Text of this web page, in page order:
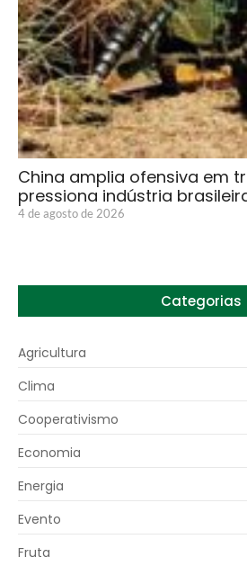
China amplia ofensiva em
pressiona indústria
4 de agosto de 2026
Categorias
Agricultura
Clima
Cooperativismo
Economia
Energia
Evento
Fruta